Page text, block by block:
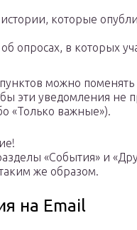
которые
опросах, в которых
можно
эти уведомления не
«Только важные»).
«События» и
же образом.
на Email